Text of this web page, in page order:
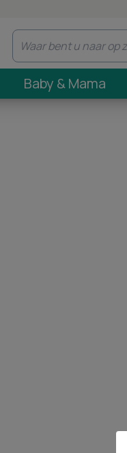
Baby & Mama